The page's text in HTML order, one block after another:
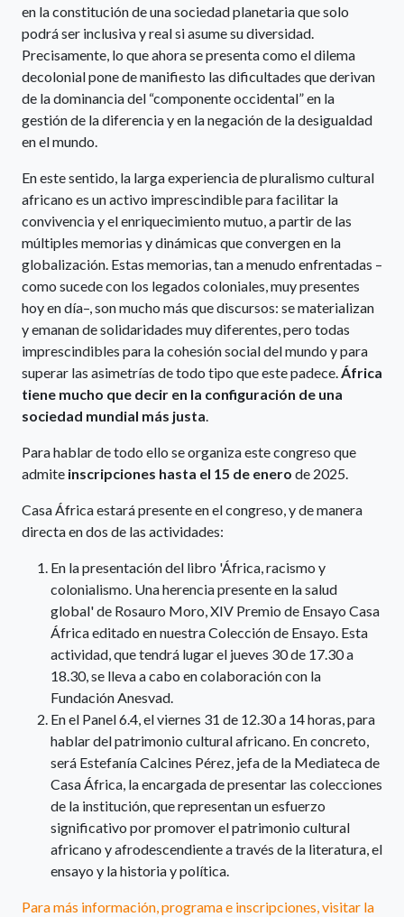
en la constitución de una sociedad planetaria que solo
podrá ser inclusiva y real si asume su diversidad.
Precisamente, lo que ahora se presenta como el dilema
decolonial pone de manifiesto las dificultades que derivan
de la dominancia del “componente occidental” en la
gestión de la diferencia y en la negación de la desigualdad
en el mundo.
En este sentido, la larga experiencia de pluralismo cultural
africano es un activo imprescindible para facilitar la
convivencia y el enriquecimiento mutuo, a partir de las
múltiples memorias y dinámicas que convergen en la
globalización. Estas memorias, tan a menudo enfrentadas –
como sucede con los legados coloniales, muy presentes
hoy en día–, son mucho más que discursos: se materializan
y emanan de solidaridades muy diferentes, pero todas
imprescindibles para la cohesión social del mundo y para
superar las asimetrías de todo tipo que este padece.África
tiene mucho que decir en la configuración de una
sociedad mundial más justa.
Para hablar de todo ello se organiza este congreso que
admite inscripciones hasta el 15 de enero de 2025.
Casa África estará presente en el congreso, y de manera
directa en dos de las actividades:
En la presentación del libro 'África, racismo y
colonialismo. Una herencia presente en la salud
global' de Rosauro Moro, XIV Premio de Ensayo Casa
África editado en nuestra Colección de Ensayo. Esta
actividad, que tendrá lugar el jueves 30 de 17.30 a
18.30, se lleva a cabo en colaboración con la
Fundación Anesvad.
En el Panel 6.4, el viernes 31 de 12.30 a 14 horas, para
hablar del patrimonio cultural africano. En concreto,
será Estefanía Calcines Pérez, jefa de la Mediateca de
Casa África, la encargada de presentar las colecciones
de la institución, que representan un esfuerzo
significativo por promover el patrimonio cultural
africano y afrodescendiente a través de la literatura, el
ensayo y la historia y política.
Para más información, programa e inscripciones, visitar la